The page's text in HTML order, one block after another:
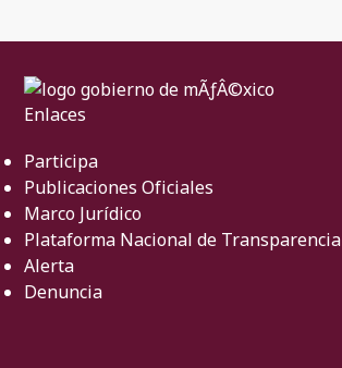
Enlaces
Participa
Publicaciones Oficiales
Marco Jurídico
Plataforma Nacional de Transparencia
Alerta
Denuncia